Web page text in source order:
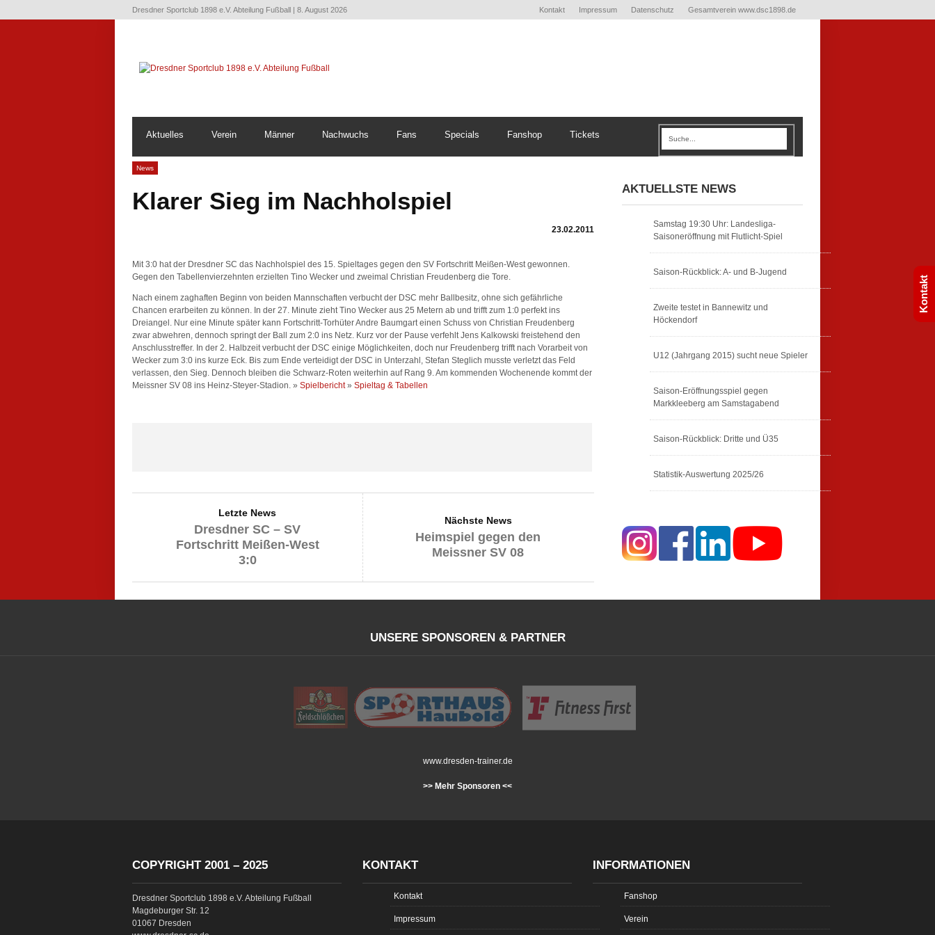
Dresdner Sportclub 1898 e.V. Abteilung Fußball | 8. August 2026 Kontakt Impressum Datenschutz Gesamtverein www.dsc1898.de
Aktuelles Verein Männer Nachwuchs Fans Specials Fanshop Tickets
News
Klarer Sieg im Nachholspiel
23.02.2011
Mit 3:0 hat der Dresdner SC das Nachholspiel des 15. Spieltages gegen den SV Fortschritt Meißen-West gewonnen.
Gegen den Tabellenvierzehnten erzielten Tino Wecker und zweimal Christian Freudenberg die Tore.
Nach einem zaghaften Beginn von beiden Mannschaften verbucht der DSC mehr Ballbesitz, ohne sich gefährliche
Chancen erarbeiten zu können. In der 27. Minute zieht Tino Wecker aus 25 Metern ab und trifft zum 1:0 perfekt ins
Dreiangel. Nur eine Minute später kann Fortschritt-Torhüter Andre Baumgart einen Schuss von Christian Freudenberg
zwar abwehren, dennoch springt der Ball zum 2:0 ins Netz. Kurz vor der Pause verfehlt Jens Kalkowski freistehend den
Anschlusstreffer. In der 2. Halbzeit verbucht der DSC einige Möglichkeiten, doch nur Freudenberg trifft nach Vorarbeit von
Wecker zum 3:0 ins kurze Eck. Bis zum Ende verteidigt der DSC in Unterzahl, Stefan Steglich musste verletzt das Feld
verlassen, den Sieg. Dennoch bleiben die Schwarz-Roten weiterhin auf Rang 9. Am kommenden Wochenende kommt der
Meissner SV 08 ins Heinz-Steyer-Stadion. » Spielbericht» Spieltag & Tabellen
Letzte News
Dresdner SC – SV
Fortschritt Meißen-West
3:0
Nächste News
Heimspiel gegen den
Meissner SV 08
AKTUELLSTE NEWS
Samstag 19:30 Uhr: Landesliga-
Saisoneröffnung mit Flutlicht-Spiel
Saison-Rückblick: A- und B-Jugend
Zweite testet in Bannewitz und
Höckendorf
U12 (Jahrgang 2015) sucht neue Spieler
Saison-Eröffnungsspiel gegen
Markkleeberg am Samstagabend
Saison-Rückblick: Dritte und Ü35
Statistik-Auswertung 2025/26
UNSERE SPONSOREN & PARTNER
www.dresden-trainer.de
>> Mehr Sponsoren <<
COPYRIGHT 2001 – 2025
Dresdner Sportclub 1898 e.V. Abteilung Fußball
Magdeburger Str. 12
01067 Dresden
KONTAKT
Kontakt
Impressum
INFORMATIONEN
Fanshop
Verein
Kontakt